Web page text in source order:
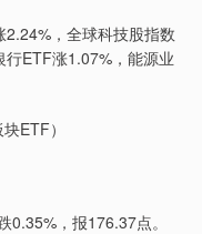
，全球科技股指数
ETF涨1.07%，能源业
ETF）
，报176.37点。